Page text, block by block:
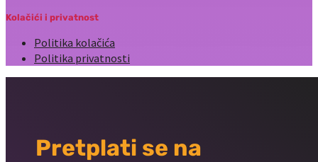
Kolačići i privatnost
Politika kolačića
Politika privatnosti
Pretplati se na